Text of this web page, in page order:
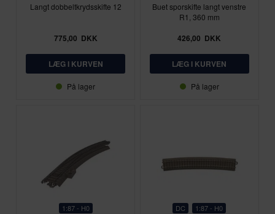
Langt dobbeltkrydsskifte 12
775,00 DKK
På lager
Buet sporskifte langt venstre
R1, 360 mm
426,00 DKK
På lager
1:87 - H0 DC 1:87 - H0